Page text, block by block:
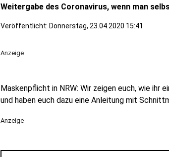
Weitergabe des Coronavirus, wenn man
Veröffentlicht: Donnerstag, 23.04.2020 15:41
Anzeige
Maskenpflicht in NRW: Wir zeigen euch, wie ihr
und haben euch dazu eine Anleitung mit
Anzeige